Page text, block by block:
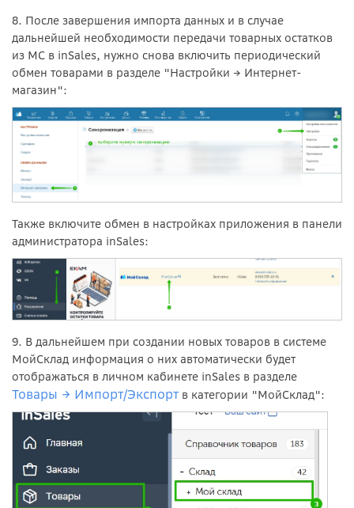
8. После завершения импорта данных и в случае
дальнейшей необходимости передачи товарных остатков
из МС в inSales, нужно снова включить периодический
обмен товарами в разделе "Настройки → Интернет-
магазин":
Также включите обмен в настройках приложения в панели
администратора inSales:
9. В дальнейшем при создании новых товаров в системе
МойСклад информация о них автоматически будет
отображаться в личном кабинете inSales в разделе
Товары → Импорт/Экспорт в категории "МойСклад":